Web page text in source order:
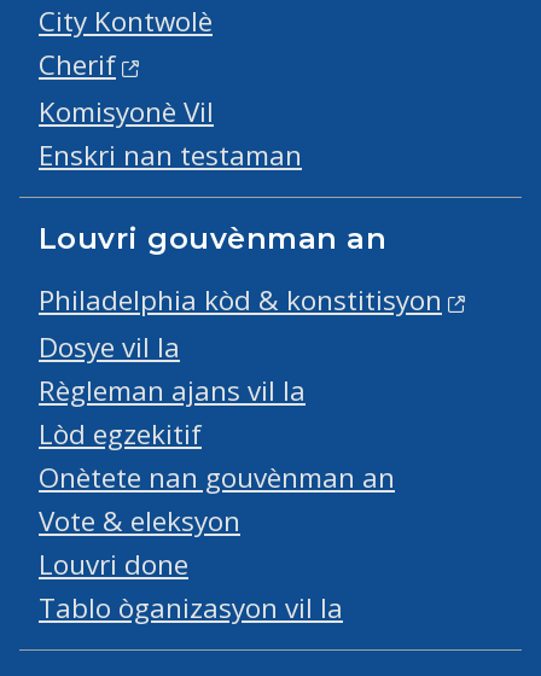
City Kontwolè
Cherif
Komisyonè Vil
Enskri nan testaman
Louvri gouvènman an
Philadelphia kòd & konstitisyon
Dosye vil la
Règleman ajans vil la
Lòd egzekitif
Onètete nan gouvènman an
Vote & eleksyon
Louvri done
Tablo òganizasyon vil la